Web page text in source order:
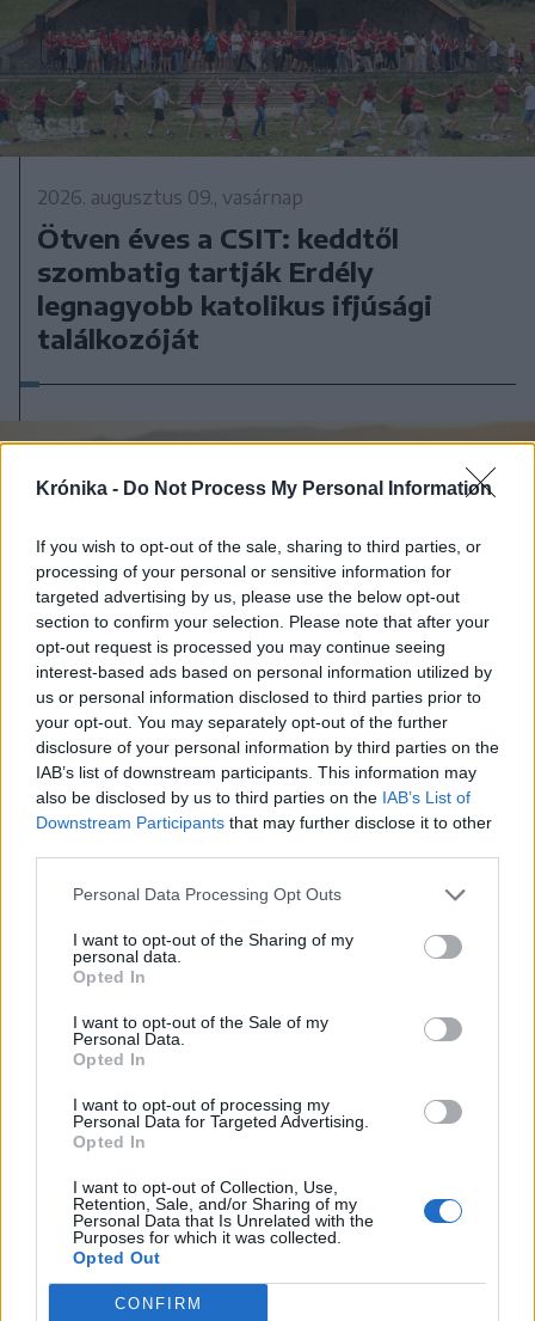
Krónika - Do Not Process My Personal Information
If you wish to opt-out of the sale, sharing to third parties, or
processing of your personal or sensitive information for
targeted advertising by us, please use the below opt-out
section to confirm your selection. Please note that after your
opt-out request is processed you may continue seeing
interest-based ads based on personal information utilized by
us or personal information disclosed to third parties prior to
your opt-out. You may separately opt-out of the further
disclosure of your personal information by third parties on the
IAB’s list of downstream participants. This information may
also be disclosed by us to third parties on the IAB’s List of
Downstream Participants that may further disclose it to other
Personal Data Processing Opt Outs
I want to opt-out of the Sharing of my
personal data.
Opted In
I want to opt-out of the Sale of my
Personal Data.
Opted In
I want to opt-out of processing my
Personal Data for Targeted Advertising.
Opted In
I want to opt-out of Collection, Use,
Retention, Sale, and/or Sharing of my
Personal Data that Is Unrelated with the
Purposes for which it was collected.
Opted Out
CONFIRM
2026. augusztus 09., vasárnap
Ötven éves a CSIT: keddtől
szombatig tartják Erdély
legnagyobb katolikus ifjúsági
találkozóját
2026. augusztus 08., szombat
Nyári szünidő: több országban
szinte fele annyit tart, mint nálunk.
Melyik jobb?